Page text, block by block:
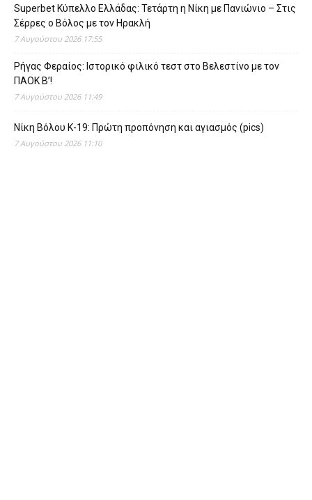
Superbet Κύπελλο Ελλάδας: Τετάρτη η Νίκη με Πανιώνιο – Στις
Σέρρες ο Βόλος με τον Ηρακλή
7 Αυγούστου 2026 17:55
Ρήγας Φεραίος: Ιστορικό φιλικό τεστ στο Βελεστίνο με τον
ΠΑΟΚ Β’!
7 Αυγούστου 2026 11:49
Νίκη Βόλου Κ-19: Πρώτη προπόνηση και αγιασμός (pics)
7 Αυγούστου 2026 11:10